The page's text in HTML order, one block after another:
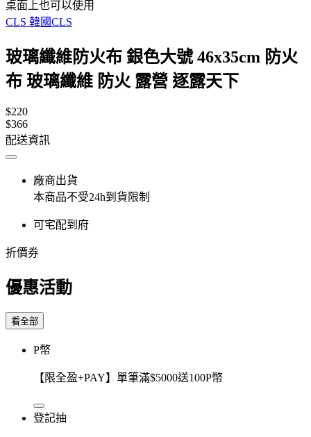
桌面上也可以使用
CLS 韓國CLS
玻璃纖維防火布 銀色大號 46x35cm 防火
布 玻璃纖維 防火 露營 逐露天下
$220
$366
配送資訊
廠商出貨
本商品不受24h到貨限制
可宅配到府
折價券
優惠活動
看全部
P幣
【限全盈+PAY】單筆滿$5000送100P幣
登記抽